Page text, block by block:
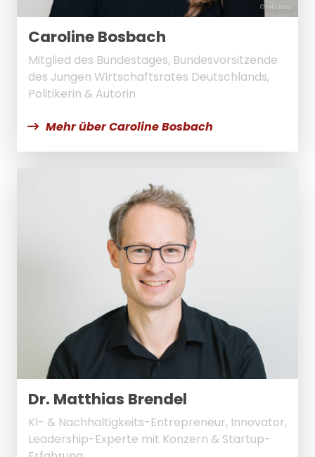
© Felix Mayr
Caroline Bosbach
Mitglied des Bundestages, Bundesvorsitzende
des Jungen Wirtschaftsrates Deutschlands,
Politikerin & Autorin
Mehr über Caroline Bosbach
Dr. Matthias Brendel
KI- & Nachhaltigkeits-Entrepreneur, Innovator,
Leadership-Experte mit Konzern & Startup-